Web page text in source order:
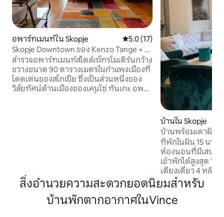
อพาร์ทเมนท์ใน Skopje คะแนนเฉลี่ย 5.0 จาก 5, 17 รีวิว
5.0 (17)
Skopje Downtown ของ Kenzo Tange + ที่
จอดรถฟรี
สำรวจอพาร์ทเมนท์สไตล์เรโทรโมเดิร์นกว้าง
ขวางขนาด 90 ตารางเมตรในกำแพงเมืองที่
โดดเด่นของสโกเปีย ซึ่งเป็นส่วนหนึ่งของ
วิสัยทัศน์ด้านเมืองของเคนโซ่ ทันเกะ อพาร์
มากที่สุด เราพร้อมต้อนรับคุณแล้ว — คุณ
พร้อมสัมผัสสโกเปียจากกำแพงเมืองหรือ
บ้านใน Skopje
บ้านพร้อมเตาผิงแ
ที่พักในฝัน 15 นาที
ห้องนอนที่มีเสน่ห์ข
เข้าพักได้สูงสุด 10
เตียงเดี่ยว 4 หลัง
สำหรับการพักผ่อน
ที่อบอุ่นหรือผ่อนค
สวนที่สงบเป็นสถ
สิ่งอำนวยความสะดวกยอดนิยมสำหรับ
บ้านพักตากอากาศในVince